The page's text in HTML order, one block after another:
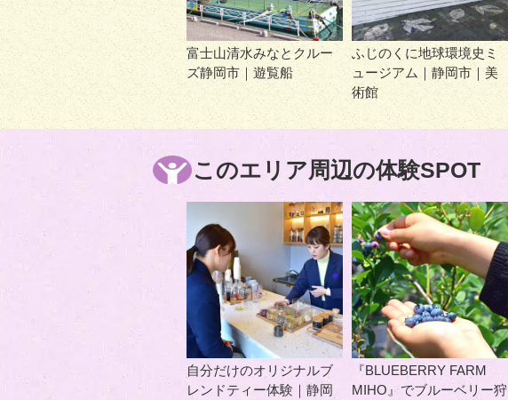
富士山清水みなとクルー
ズ静岡市｜遊覧船
ふじのくに地球環境史ミ
ュージアム｜静岡市｜美
術館
このエリア周辺の体験SPOT
自分だけのオリジナルブ
レンドティー体験｜静岡
『BLUEBERRY FARM
MIHO』でブルーベリー狩